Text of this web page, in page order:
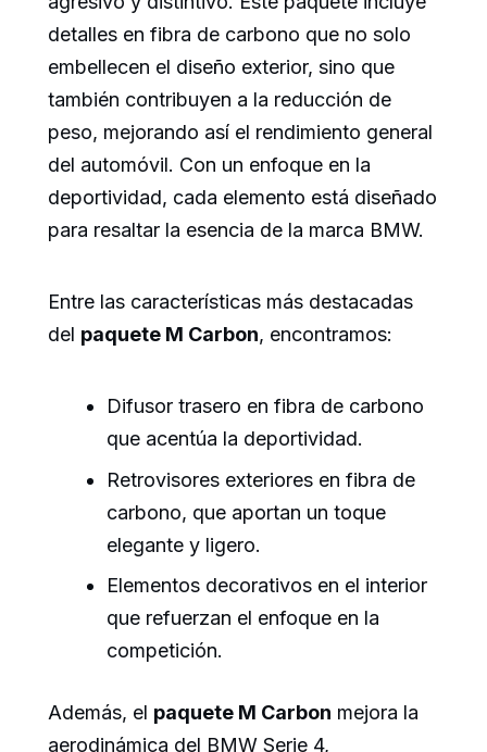
detalles en fibra de carbono que no solo
embellecen el diseño exterior, sino que
también contribuyen a la reducción de
peso, mejorando así el rendimiento general
del automóvil. Con un enfoque en la
deportividad, cada elemento está diseñado
para resaltar la esencia de la marca BMW.
Entre las características más destacadas
del paquete M Carbon, encontramos:
Difusor trasero en fibra de carbono
que acentúa la deportividad.
Retrovisores exteriores en fibra de
carbono, que aportan un toque
elegante y ligero.
Elementos decorativos en el interior
que refuerzan el enfoque en la
competición.
Además, el paquete M Carbon mejora la
aerodinámica del BMW Serie 4,